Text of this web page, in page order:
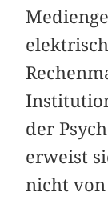
der
erweist
nicht